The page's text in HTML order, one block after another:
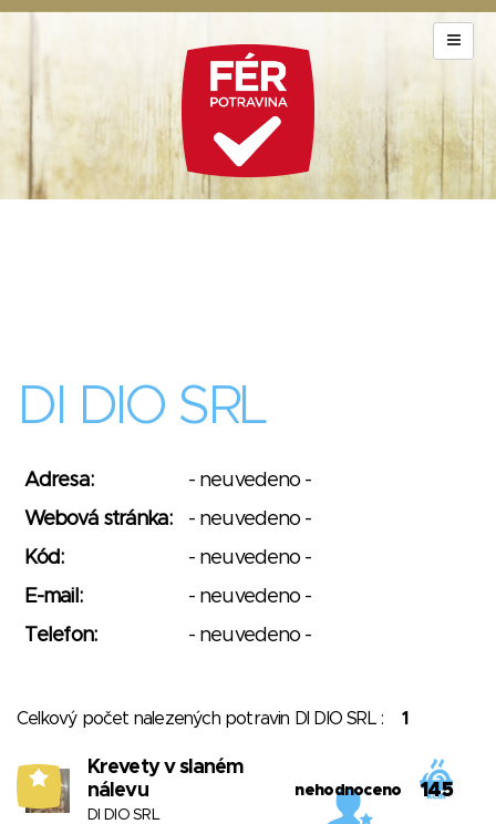
DI DIO SRL
Adresa:
- neuvedeno -
Webová stránka:
- neuvedeno -
Kód:
- neuvedeno -
E-mail:
- neuvedeno -
Telefon:
- neuvedeno -
Celkový počet nalezených potravin DI DIO SRL :1
9
Krevety v slaném
nálevu
DI DIO SRL
nehodnoceno 145